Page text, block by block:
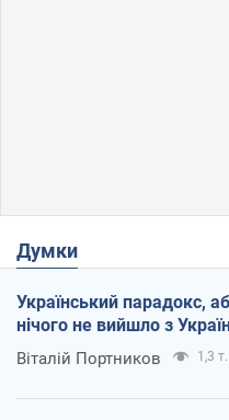
Думки
Український парадокс,
нічого не вийшло з
Віталій Портников 1,3 т.